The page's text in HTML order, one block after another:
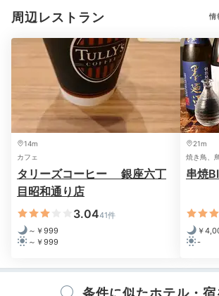
スタイリッシュに寛げる
食後は「ACライブラリー」でコーヒー
クス。「AC キッチン」と壁のないひと
周辺レストラン 情
14m
カフェ
タリーズコーヒー 銀座六丁
目昭和通り店
3.0441件
～￥999
～￥999
21m
焼き鳥、
串焼
￥
-
条件に似たホテル・宿